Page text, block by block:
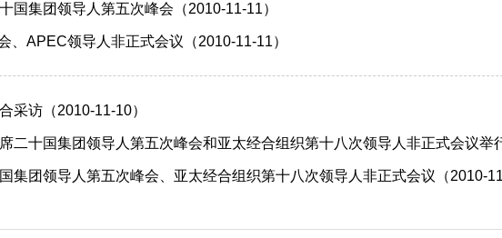
国集团领导人第五次峰会（2010-11-11）
、APEC领导人非正式会议（2010-11-11）
采访（2010-11-10）
二十国集团领导人第五次峰会和亚太经合组织第十八次领导人非正式会议举
集团领导人第五次峰会、亚太经合组织第十八次领导人非正式会议（2010-